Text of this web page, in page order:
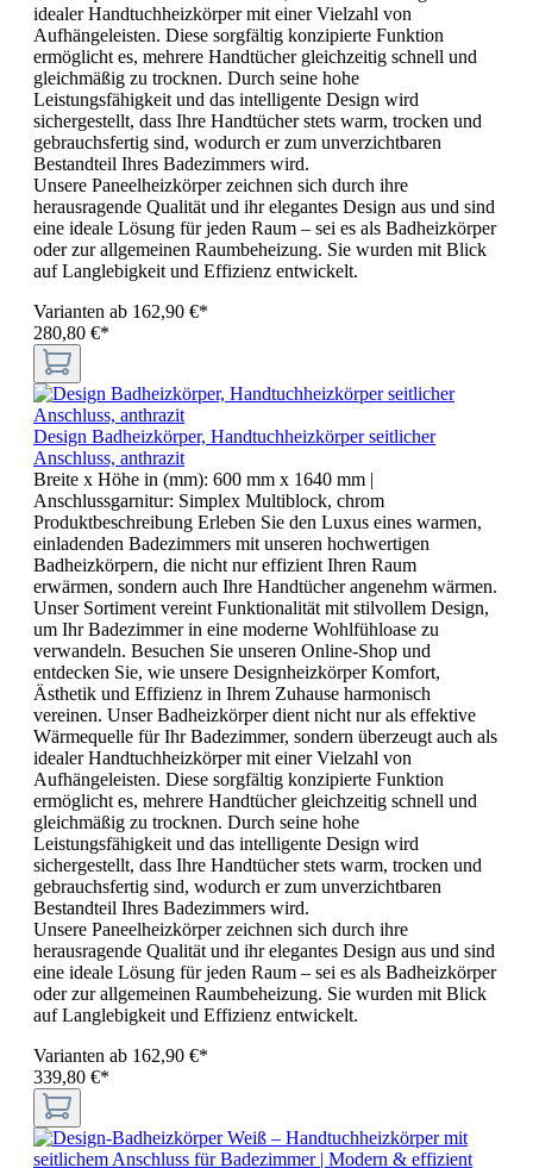
idealer Handtuchheizkörper mit einer Vielzahl von
Aufhängeleisten. Diese sorgfältig konzipierte Funktion
ermöglicht es, mehrere Handtücher gleichzeitig schnell und
gleichmäßig zu trocknen. Durch seine hohe
Leistungsfähigkeit und das intelligente Design wird
sichergestellt, dass Ihre Handtücher stets warm, trocken und
gebrauchsfertig sind, wodurch er zum unverzichtbaren
Bestandteil Ihres Badezimmers wird.
Unsere Paneelheizkörper zeichnen sich durch ihre
herausragende Qualität und ihr elegantes Design aus und sind
eine ideale Lösung für jeden Raum – sei es als Badheizkörper
oder zur allgemeinen Raumbeheizung. Sie wurden mit Blick
auf Langlebigkeit und Effizienz entwickelt.
Varianten ab 162,90 €*
280,80 €*
Design Badheizkörper, Handtuchheizkörper seitlicher
Anschluss, anthrazit
Breite x Höhe in (mm): 600 mm x 1640 mm |
Anschlussgarnitur: Simplex Multiblock, chrom
Produktbeschreibung Erleben Sie den Luxus eines warmen,
einladenden Badezimmers mit unseren hochwertigen
Badheizkörpern, die nicht nur effizient Ihren Raum
erwärmen, sondern auch Ihre Handtücher angenehm wärmen.
Unser Sortiment vereint Funktionalität mit stilvollem Design,
um Ihr Badezimmer in eine moderne Wohlfühloase zu
verwandeln. Besuchen Sie unseren Online-Shop und
entdecken Sie, wie unsere Designheizkörper Komfort,
Ästhetik und Effizienz in Ihrem Zuhause harmonisch
vereinen. Unser Badheizkörper dient nicht nur als effektive
Wärmequelle für Ihr Badezimmer, sondern überzeugt auch als
idealer Handtuchheizkörper mit einer Vielzahl von
Aufhängeleisten. Diese sorgfältig konzipierte Funktion
ermöglicht es, mehrere Handtücher gleichzeitig schnell und
gleichmäßig zu trocknen. Durch seine hohe
Leistungsfähigkeit und das intelligente Design wird
sichergestellt, dass Ihre Handtücher stets warm, trocken und
gebrauchsfertig sind, wodurch er zum unverzichtbaren
Bestandteil Ihres Badezimmers wird.
Unsere Paneelheizkörper zeichnen sich durch ihre
herausragende Qualität und ihr elegantes Design aus und sind
eine ideale Lösung für jeden Raum – sei es als Badheizkörper
oder zur allgemeinen Raumbeheizung. Sie wurden mit Blick
auf Langlebigkeit und Effizienz entwickelt.
Varianten ab 162,90 €*
339,80 €*